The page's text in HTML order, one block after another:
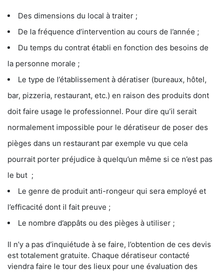
Des dimensions du local à traiter ;
De la fréquence d’intervention au cours de l’année ;
Du temps du contrat établi en fonction des besoins de
la personne morale ;
Le type de l’établissement à dératiser (bureaux, hôtel,
bar, pizzeria, restaurant, etc.) en raison des produits dont
doit faire usage le professionnel. Pour dire qu’il serait
normalement impossible pour le dératiseur de poser des
pièges dans un restaurant par exemple vu que cela
pourrait porter préjudice à quelqu’un même si ce n’est pas
le but ;
Le genre de produit anti-rongeur qui sera employé et
l’efficacité dont il fait preuve ;
Le nombre d’appâts ou des pièges à utiliser ;
Il n’y a pas d’inquiétude à se faire, l’obtention de ces devis
est totalement gratuite. Chaque dératiseur contacté
viendra faire le tour des lieux pour une évaluation des